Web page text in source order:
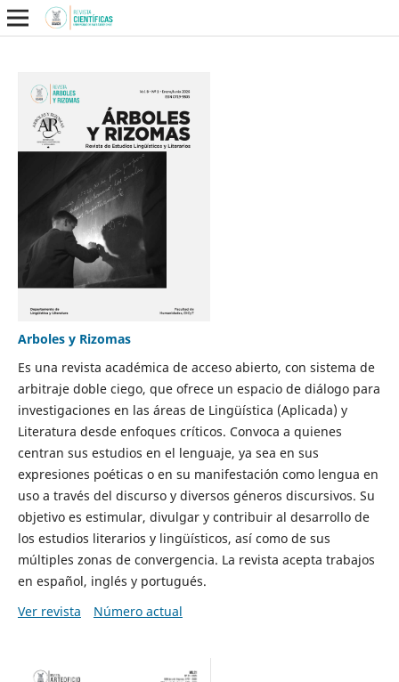
Arboles y Rizomas
Es una revista académica de acceso abierto, con sistema de
arbitraje doble ciego, que ofrece un espacio de diálogo para
investigaciones en las áreas de Lingüística (Aplicada) y
Literatura desde enfoques críticos. Convoca a quienes
centran sus estudios en el lenguaje, ya sea en sus
expresiones poéticas o en su manifestación como lengua en
uso a través del discurso y diversos géneros discursivos. Su
objetivo es estimular, divulgar y contribuir al desarrollo de
los estudios literarios y lingüísticos, así como de sus
múltiples zonas de convergencia. La revista acepta trabajos
en español, inglés y portugués.
Ver revista
Número actual